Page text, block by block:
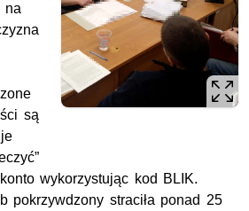
na
są
wykorzystując kod BLIK.
pokrzywdzony straciła ponad 25